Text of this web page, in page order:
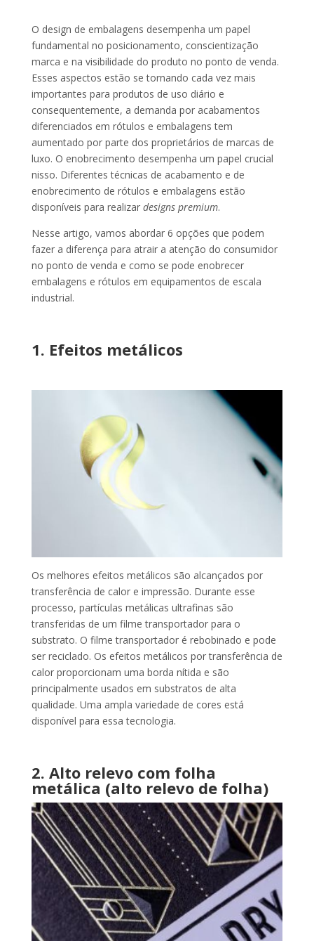
O design de embalagens desempenha um papel
fundamental no posicionamento, conscientização
marca e na visibilidade do produto no ponto de venda.
Esses aspectos estão se tornando cada vez mais
importantes para produtos de uso diário e
consequentemente, a demanda por acabamentos
diferenciados em rótulos e embalagens tem
aumentado por parte dos proprietários de marcas de
luxo. O enobrecimento desempenha um papel crucial
nisso. Diferentes técnicas de acabamento e de
enobrecimento de rótulos e embalagens estão
disponíveis para realizar designs premium.
Nesse artigo, vamos abordar 6 opções que podem
fazer a diferença para atrair a atenção do consumidor
no ponto de venda e como se pode enobrecer
embalagens e rótulos em equipamentos de escala
industrial.
1. Efeitos metálicos
Os melhores efeitos metálicos são alcançados por
transferência de calor e impressão. Durante esse
processo, partículas metálicas ultrafinas são
transferidas de um filme transportador para o
substrato. O filme transportador é rebobinado e pode
ser reciclado. Os efeitos metálicos por transferência de
calor proporcionam uma borda nítida e são
principalmente usados em substratos de alta
qualidade. Uma ampla variedade de cores está
disponível para essa tecnologia.
2. Alto relevo com folha
metálica (alto relevo de folha)